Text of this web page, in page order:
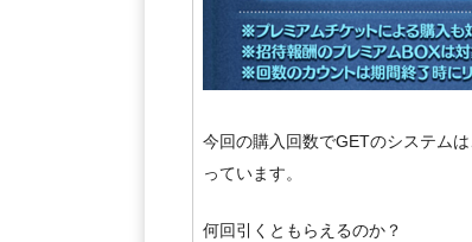
今回の購入回数でGETのシステム
っています。
何回引くともらえるのか？